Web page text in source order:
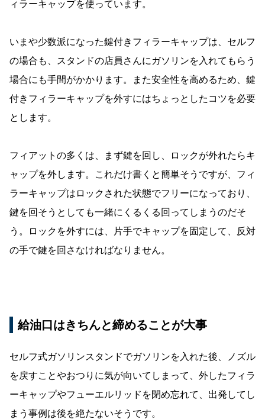
ィラーキャップを使っています。
いまや少数派になった鍵付きフィラーキャップは、セルフ
の場合も、スタンドの店員さんにガソリンを入れてもらう
場合にも手間がかかります。また安全性を高めるため、鍵
付きフィラーキャップを外すにはちょっとしたコツを必要
とします。
フィアットの多くは、まず鍵を回し、ロックが外れたらキ
ャップを外します。これだけ書くと簡単そうですが、フィ
ラーキャップはロックされた状態でフリーになっており、
鍵を回そうとしても一緒にくるくる回ってしまうのだそ
う。ロックを外すには、片手でキャップを固定して、反対
の手で鍵を回さなければなりません。
給油口はきちんと締めることが大事
セルフ式ガソリンスタンドでガソリンを入れた後、ノズル
を戻すことやおつりに気が向いてしまって、外したフィラ
ーキャップやフューエルリッドを閉め忘れて、出発してし
まう事例は後を絶たないそうです。